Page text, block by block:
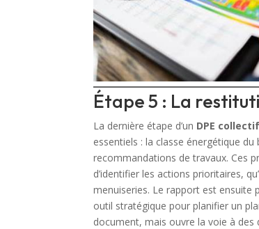
Étape 5 : La
La dernière étape d’un DPE
essentiels : la classe énergétique
recommandations de travaux. Ces
d’identifier les actions prioritaires,
menuiseries. Le rapport est ensuite
outil stratégique pour planifier un
document, mais ouvre la voie à